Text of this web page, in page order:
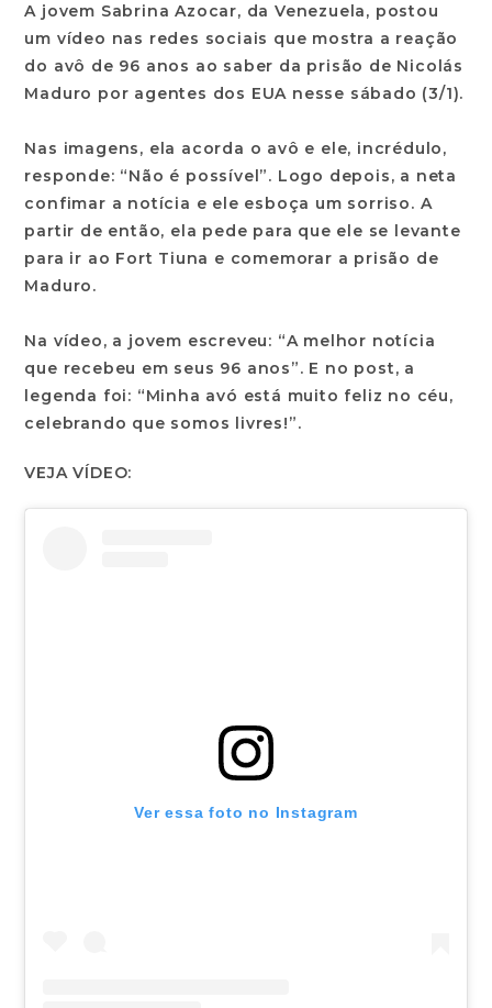
A jovem Sabrina Azocar, da Venezuela, postou
um vídeo nas redes sociais que mostra a reação
do avô de 96 anos ao saber da prisão de Nicolás
Maduro por agentes dos EUA nesse sábado (3/1).
Nas imagens, ela acorda o avô e ele, incrédulo,
responde: “Não é possível”. Logo depois, a neta
confimar a notícia e ele esboça um sorriso. A
partir de então, ela pede para que ele se levante
para ir ao Fort Tiuna e comemorar a prisão de
Maduro.
Na vídeo, a jovem escreveu: “A melhor notícia
que recebeu em seus 96 anos”. E no post, a
legenda foi: “Minha avó está muito feliz no céu,
celebrando que somos livres!”.
VEJA VÍDEO:
Ver essa foto no Instagram